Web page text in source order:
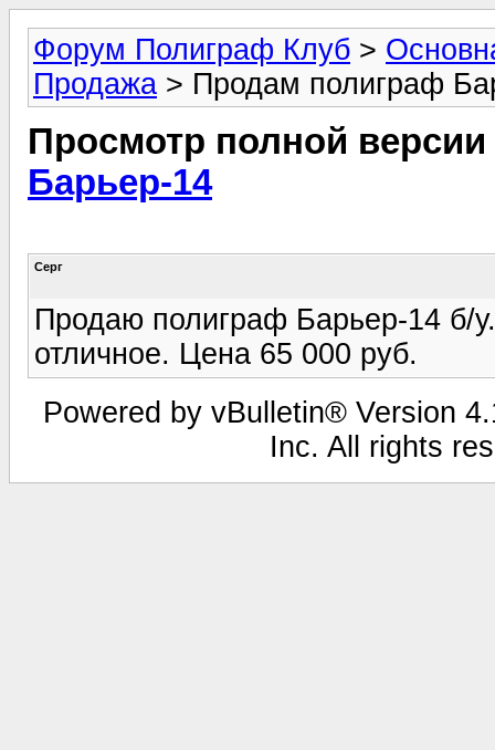
Форум Полиграф Клуб >
Продажа > Продам полиграф
Просмотр полной
Барьер-14
Серг
Продаю полиграф Барьер-14 б/
отличное. Цена 65 000 руб.
Powered by vBulletin® Version
Inc. All rights